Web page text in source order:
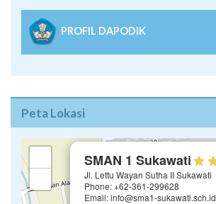
PROFIL DAPODIK
Peta Lokasi
SMAN 1 Sukawati
Jl. Lettu Wayan Sutha II Sukawati
Phone: +62-361-299628
Email: info@sma1-sukawati.sch.id